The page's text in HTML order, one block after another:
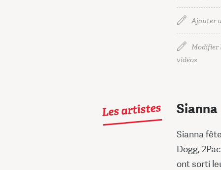
Ajouter
Modifier
vidéos
Les artistes Sianna
Sianna
Dogg,
ont sorti